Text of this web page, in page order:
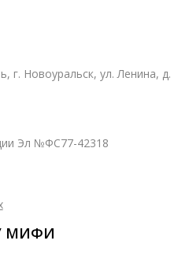
г. Новоуральск, ул. Ленина, д.
Эл №ФС77-42318
МИФИ